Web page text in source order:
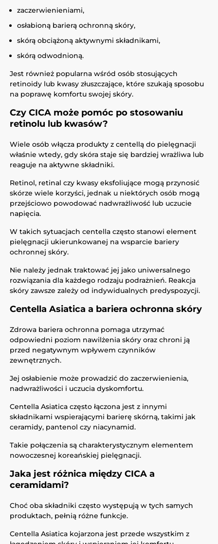
zaczerwienieniami,
osłabioną barierą ochronną skóry,
skórą obciążoną aktywnymi składnikami,
skórą odwodnioną.
Jest również popularna wśród osób stosujących
retinoidy lub kwasy złuszczające, które szukają sposobu
na poprawę komfortu swojej skóry.
Czy CICA może pomóc po stosowaniu
retinolu lub kwasów?
Wiele osób włącza produkty z centellą do pielęgnacji
właśnie wtedy, gdy skóra staje się bardziej wrażliwa lub
reaguje na aktywne składniki.
Retinol, retinal czy kwasy eksfoliujące mogą przynosić
skórze wiele korzyści, jednak u niektórych osób mogą
przejściowo powodować nadwrażliwość lub uczucie
napięcia.
W takich sytuacjach centella często stanowi element
pielęgnacji ukierunkowanej na wsparcie bariery
ochronnej skóry.
Nie należy jednak traktować jej jako uniwersalnego
rozwiązania dla każdego rodzaju podrażnień. Reakcja
skóry zawsze zależy od indywidualnych predyspozycji.
Centella Asiatica a bariera ochronna skóry
Zdrowa bariera ochronna pomaga utrzymać
odpowiedni poziom nawilżenia skóry oraz chroni ją
przed negatywnym wpływem czynników
zewnętrznych.
Jej osłabienie może prowadzić do zaczerwienienia,
nadwrażliwości i uczucia dyskomfortu.
Centella Asiatica często łączona jest z innymi
składnikami wspierającymi barierę skórną, takimi jak
ceramidy, pantenol czy niacynamid.
Takie połączenia są charakterystycznym elementem
nowoczesnej koreańskiej pielęgnacji.
Jaka jest różnica między CICA a
ceramidami?
Choć oba składniki często występują w tych samych
produktach, pełnią różne funkcje.
Centella Asiatica kojarzona jest przede wszystkim z